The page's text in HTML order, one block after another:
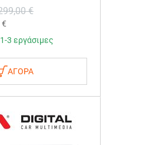
€
€
3 εργάσιμες
ΑΓΟΡΑ